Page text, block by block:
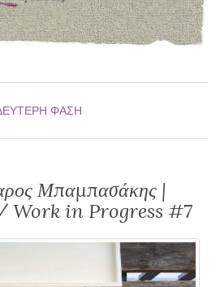
ΦΆΣΗ
Μπαμπασάκης |
Work in Progress #7